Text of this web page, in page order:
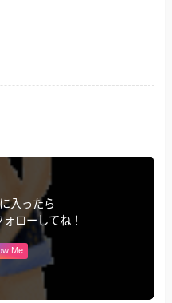
入ったら
ローしてね！
Me